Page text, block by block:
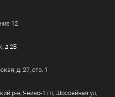
12
д.2Б
д. 27, стр. 1
р-н, Янино-1 гп, Шоссейная ул,